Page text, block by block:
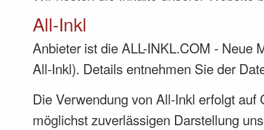
All-Inkl
Anbieter ist die ALL-INKL.COM - Neue
All-Inkl). Details entnehmen Sie der
Die Verwendung von All-Inkl erfolgt
möglichst zuverlässigen Darstellung